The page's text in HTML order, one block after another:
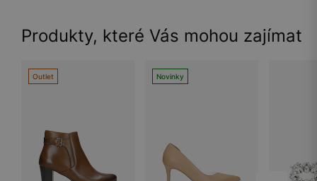
Produkty, které Vás mohou zajímat
Outlet Novinky